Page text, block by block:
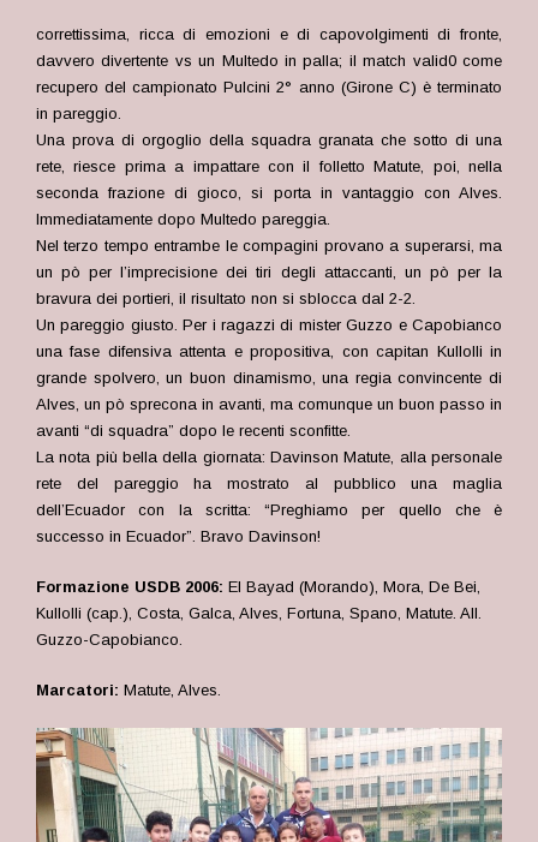
correttissima, ricca di emozioni e di capovolgimenti di fronte,
davvero divertente vs un Multedo in palla; il match valid0 come
recupero del campionato Pulcini 2° anno (Girone C) è terminato
in pareggio.
Una prova di orgoglio della squadra granata che sotto di una
rete, riesce prima a impattare con il folletto Matute, poi, nella
seconda frazione di gioco, si porta in vantaggio con Alves.
Immediatamente dopo Multedo pareggia.
Nel terzo tempo entrambe le compagini provano a superarsi, ma
un pò per l’imprecisione dei tiri degli attaccanti, un pò per la
bravura dei portieri, il risultato non si sblocca dal 2-2.
Un pareggio giusto. Per i ragazzi di mister Guzzo e Capobianco
una fase difensiva attenta e propositiva, con capitan Kullolli in
grande spolvero, un buon dinamismo, una regia convincente di
Alves, un pò sprecona in avanti, ma comunque un buon passo in
avanti “di squadra” dopo le recenti sconfitte.
La nota più bella della giornata: Davinson Matute, alla personale
rete del pareggio ha mostrato al pubblico una maglia
dell’Ecuador con la scritta: “Preghiamo per quello che è
successo in Ecuador”. Bravo Davinson!
Formazione USDB 2006: El Bayad (Morando), Mora, De Bei,
Kullolli (cap.), Costa, Galca, Alves, Fortuna, Spano, Matute. All.
Guzzo-Capobianco.
Marcatori: Matute, Alves.